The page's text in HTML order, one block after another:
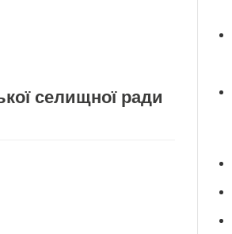
селищної ради